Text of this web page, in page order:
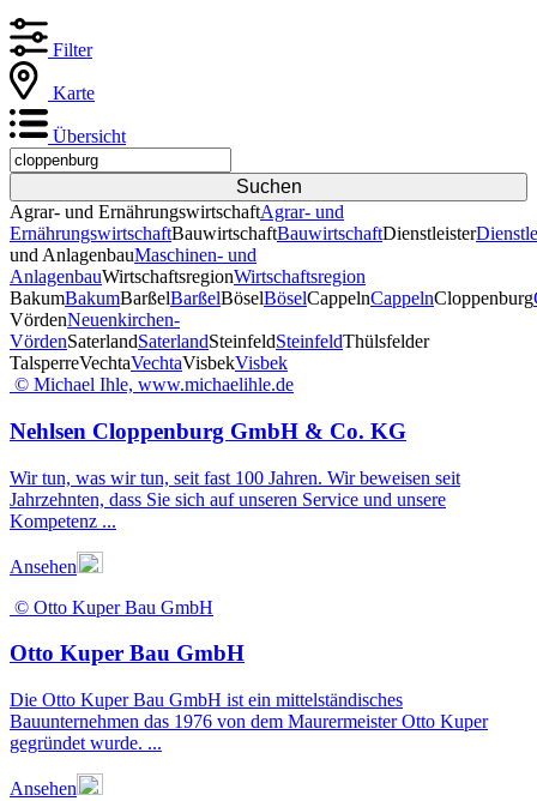
Filter
Karte
Übersicht
Agrar- und ErnährungswirtschaftAgrar- und
ErnährungswirtschaftBauwirtschaftBauwirtschaftDienstleister
und AnlagenbauMaschinen- und
AnlagenbauWirtschaftsregionWirtschaftsregion
BakumBakumBarßelBarßelBöselBöselCappelnCappelnCloppenburg
VördenNeuenkirchen-
VördenSaterlandSaterlandSteinfeldSteinfeldThülsfelder
TalsperreVechtaVechtaVisbekVisbek
© Michael Ihle, www.michaelihle.de
Nehlsen Cloppenburg GmbH & Co. KG
Wir tun, was wir tun, seit fast 100 Jahren. Wir beweisen seit
Jahrzehnten, dass Sie sich auf unseren Service und unsere
Kompetenz ...
Ansehen
© Otto Kuper Bau GmbH
Otto Kuper Bau GmbH
Die Otto Kuper Bau GmbH ist ein mittelständisches
Bauunternehmen das 1976 von dem Maurermeister Otto Kuper
gegründet wurde. ...
Ansehen